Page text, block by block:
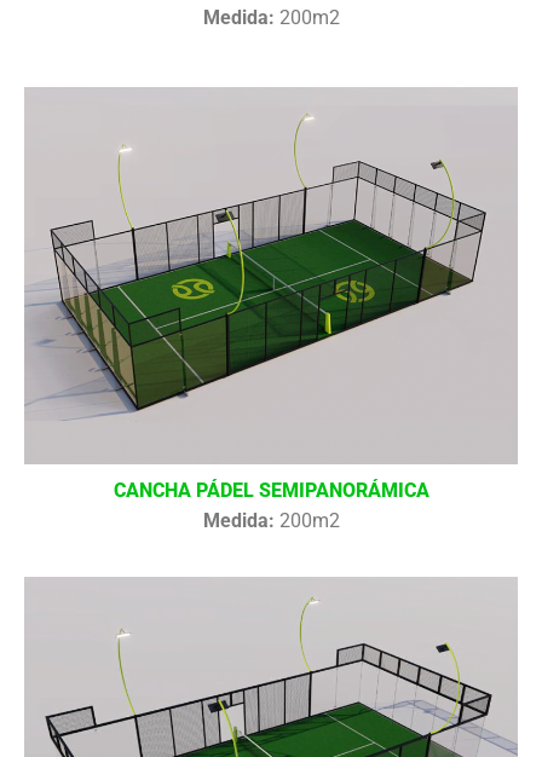
Medida: 200m2
CANCHA PÁDEL SEMIPANORÁMICA
Medida: 200m2